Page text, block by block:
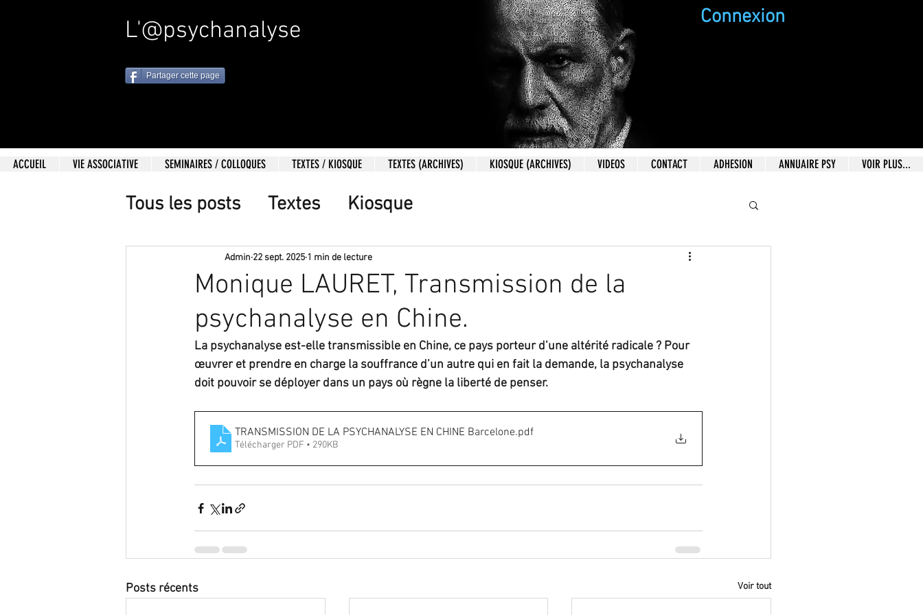
L'@psychanalyse Connexion
Partager cette page
ACCUEIL VIE ASSOCIATIVE SEMINAIRES / COLLOQUES TEXTES / KIOSQUE TEXTES (ARCHIVES) KIOSQUE (ARCHIVES) VIDEOS CONTACT ADHESION ANNUAIRE PSY VOIR PLUS...
Tous les posts Textes Kiosque
Monique LAURET, Transmission de la
psychanalyse en Chine.
Admin 22 sept. 2025 1 min de lecture
La psychanalyse est-elle transmissible en Chine, ce pays porteur d’une altérité radicale ? Pour
œuvrer et prendre en charge la souffrance d’un autre qui en fait la demande, la psychanalyse
doit pouvoir se déployer dans un pays où règne la liberté de penser.
TRANSMISSION DE LA PSYCHANALYSE EN CHINE Barcelone.pdf
Télécharger PDF • 290KB
Posts récents Voir tout